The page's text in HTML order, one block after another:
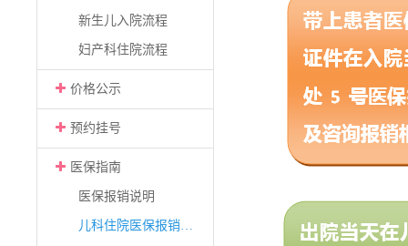
新生儿入院流程
妇产科住院流程
价格公示
预约挂号
医保指南
医保报销说明
儿科住院医保报销流程